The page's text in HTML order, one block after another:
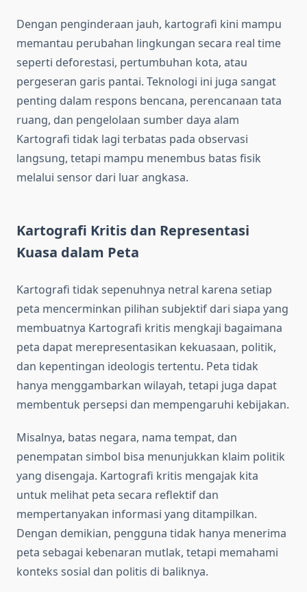
Dengan penginderaan jauh, kartografi kini mampu
memantau perubahan lingkungan secara real time
seperti deforestasi, pertumbuhan kota, atau
pergeseran garis pantai. Teknologi ini juga sangat
penting dalam respons bencana, perencanaan tata
ruang, dan pengelolaan sumber daya alam
Kartografi tidak lagi terbatas pada observasi
langsung, tetapi mampu menembus batas fisik
melalui sensor dari luar angkasa.
Kartografi Kritis dan Representasi
Kuasa dalam Peta
Kartografi tidak sepenuhnya netral karena setiap
peta mencerminkan pilihan subjektif dari siapa yang
membuatnya Kartografi kritis mengkaji bagaimana
peta dapat merepresentasikan kekuasaan, politik,
dan kepentingan ideologis tertentu. Peta tidak
hanya menggambarkan wilayah, tetapi juga dapat
membentuk persepsi dan mempengaruhi kebijakan.
Misalnya, batas negara, nama tempat, dan
penempatan simbol bisa menunjukkan klaim politik
yang disengaja. Kartografi kritis mengajak kita
untuk melihat peta secara reflektif dan
mempertanyakan informasi yang ditampilkan.
Dengan demikian, pengguna tidak hanya menerima
peta sebagai kebenaran mutlak, tetapi memahami
konteks sosial dan politis di baliknya.